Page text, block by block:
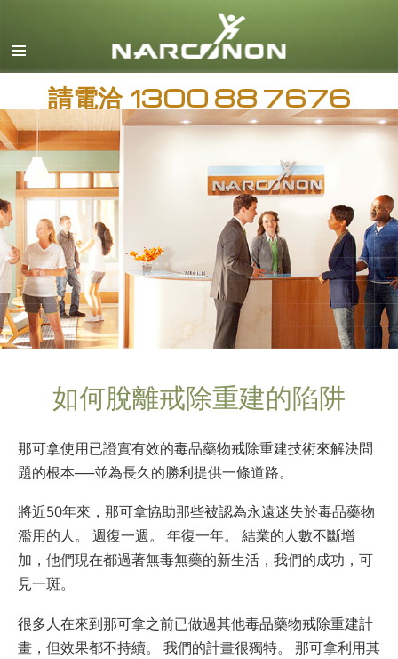
日文
所有區域／語言
請電洽 1300 88 7676
如何脫離戒除重建的陷阱
那可拿使用已證實有效的毒品藥物戒除重建技術來解決問
題的根本──並為長久的勝利提供一條道路。
將近50年來，那可拿協助那些被認為永遠迷失於毒品藥物
濫用的人。 週復一週。 年復一年。 結業的人數不斷增
加，他們現在都過著無毒無藥的新生活，我們的成功，可
見一斑。
很多人在來到那可拿之前已做過其他毒品藥物戒除重建計
畫，但效果都不持續。 我們的計畫很獨特。 那可拿利用其